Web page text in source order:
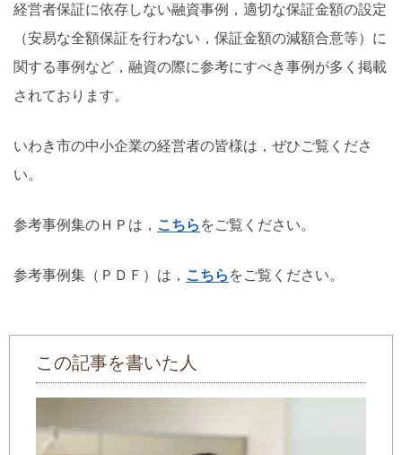
経営者保証に依存しない融資事例，適切な保証金額の設定
（安易な全額保証を行わない，保証金額の減額合意等）に
関する事例など，融資の際に参考にすべき事例が多く掲載
されております。
いわき市の中小企業の経営者の皆様は，ぜひご覧くださ
い。
参考事例集のＨＰは， こちら をご覧ください。
参考事例集（ＰＤＦ）は， こちら をご覧ください。
この記事を書いた人